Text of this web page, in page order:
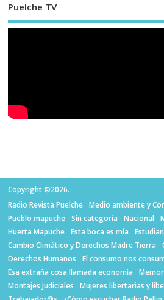
Puelche TV
Copyright ©2026.
Radio Revista Puelche
Medio ambiente y
Pueblo mapuche
Sin categoría Nacional
Huerta Mapuche
Esta boca es mía
Cambio Climático y Derechos Madre Tierra
Derechos Humanos
El consumo nos
Esa extraña cosa llamada economía
Montajes Judiciales
Mujeres libertarias y